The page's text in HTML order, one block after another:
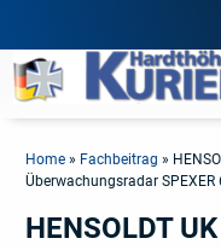
Home » Fachbeitrag »
Überwachungsradar SPEXER
HENSOLDT